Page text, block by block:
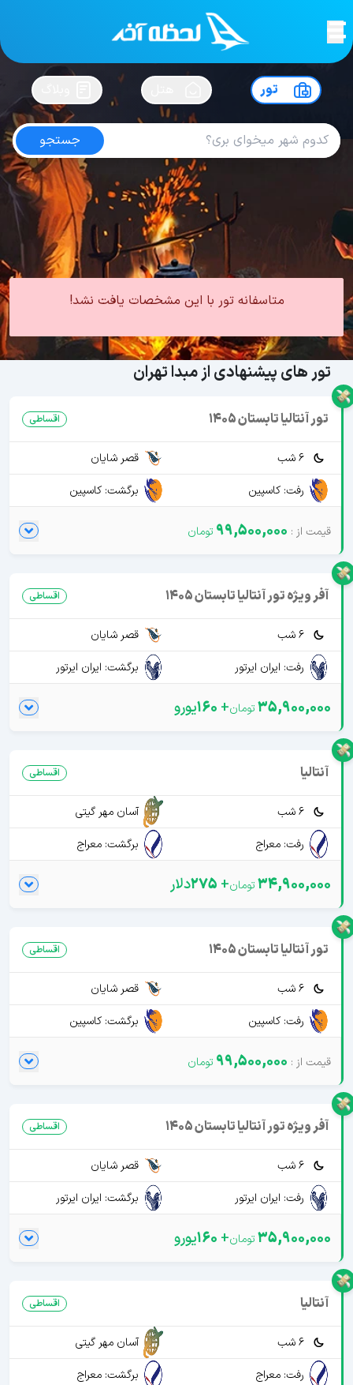
لحظه آخرسفرت رو بساز !
تور
جستجو
تور آنتالیا از اصفهان
4.5 از5| از102 کاربر
لحظه آخر تور آنتالیا تور آنتالیا از اصفهان
متاسفانه تور با این مشخصات یافت نشد!
تور های پیشنهادی از مبدا تهران
تور آنتالیا تابستان 1405 اقساطی
6 شب
قصر شایان
رفت: کاسپین
برگشت: کاسپین
99,500,000
آفر ویژه تور آنتالیا تابستان 1405 اقساطی
6 شب
قصر شایان
رفت: ایران ایرتور
برگشت: ایران ایرتور
35,900,000
+
160یورو
آنتالیا اقساطی
6 شب
آسان مهر گیتی
رفت: معراج
برگشت: معراج
34,900,000
+
275دلار
تور آنتالیا تابستان 1405 اقساطی
6 شب
قصر شایان
رفت: کاسپین
برگشت: کاسپین
99,500,000
آفر ویژه تور آنتالیا تابستان 1405 اقساطی
6 شب
قصر شایان
رفت: ایران ایرتور
برگشت: ایران ایرتور
35,900,000
+
160یورو
آنتالیا اقساطی
6 شب
آسان مهر گیتی
رفت: معراج
برگشت: معراج